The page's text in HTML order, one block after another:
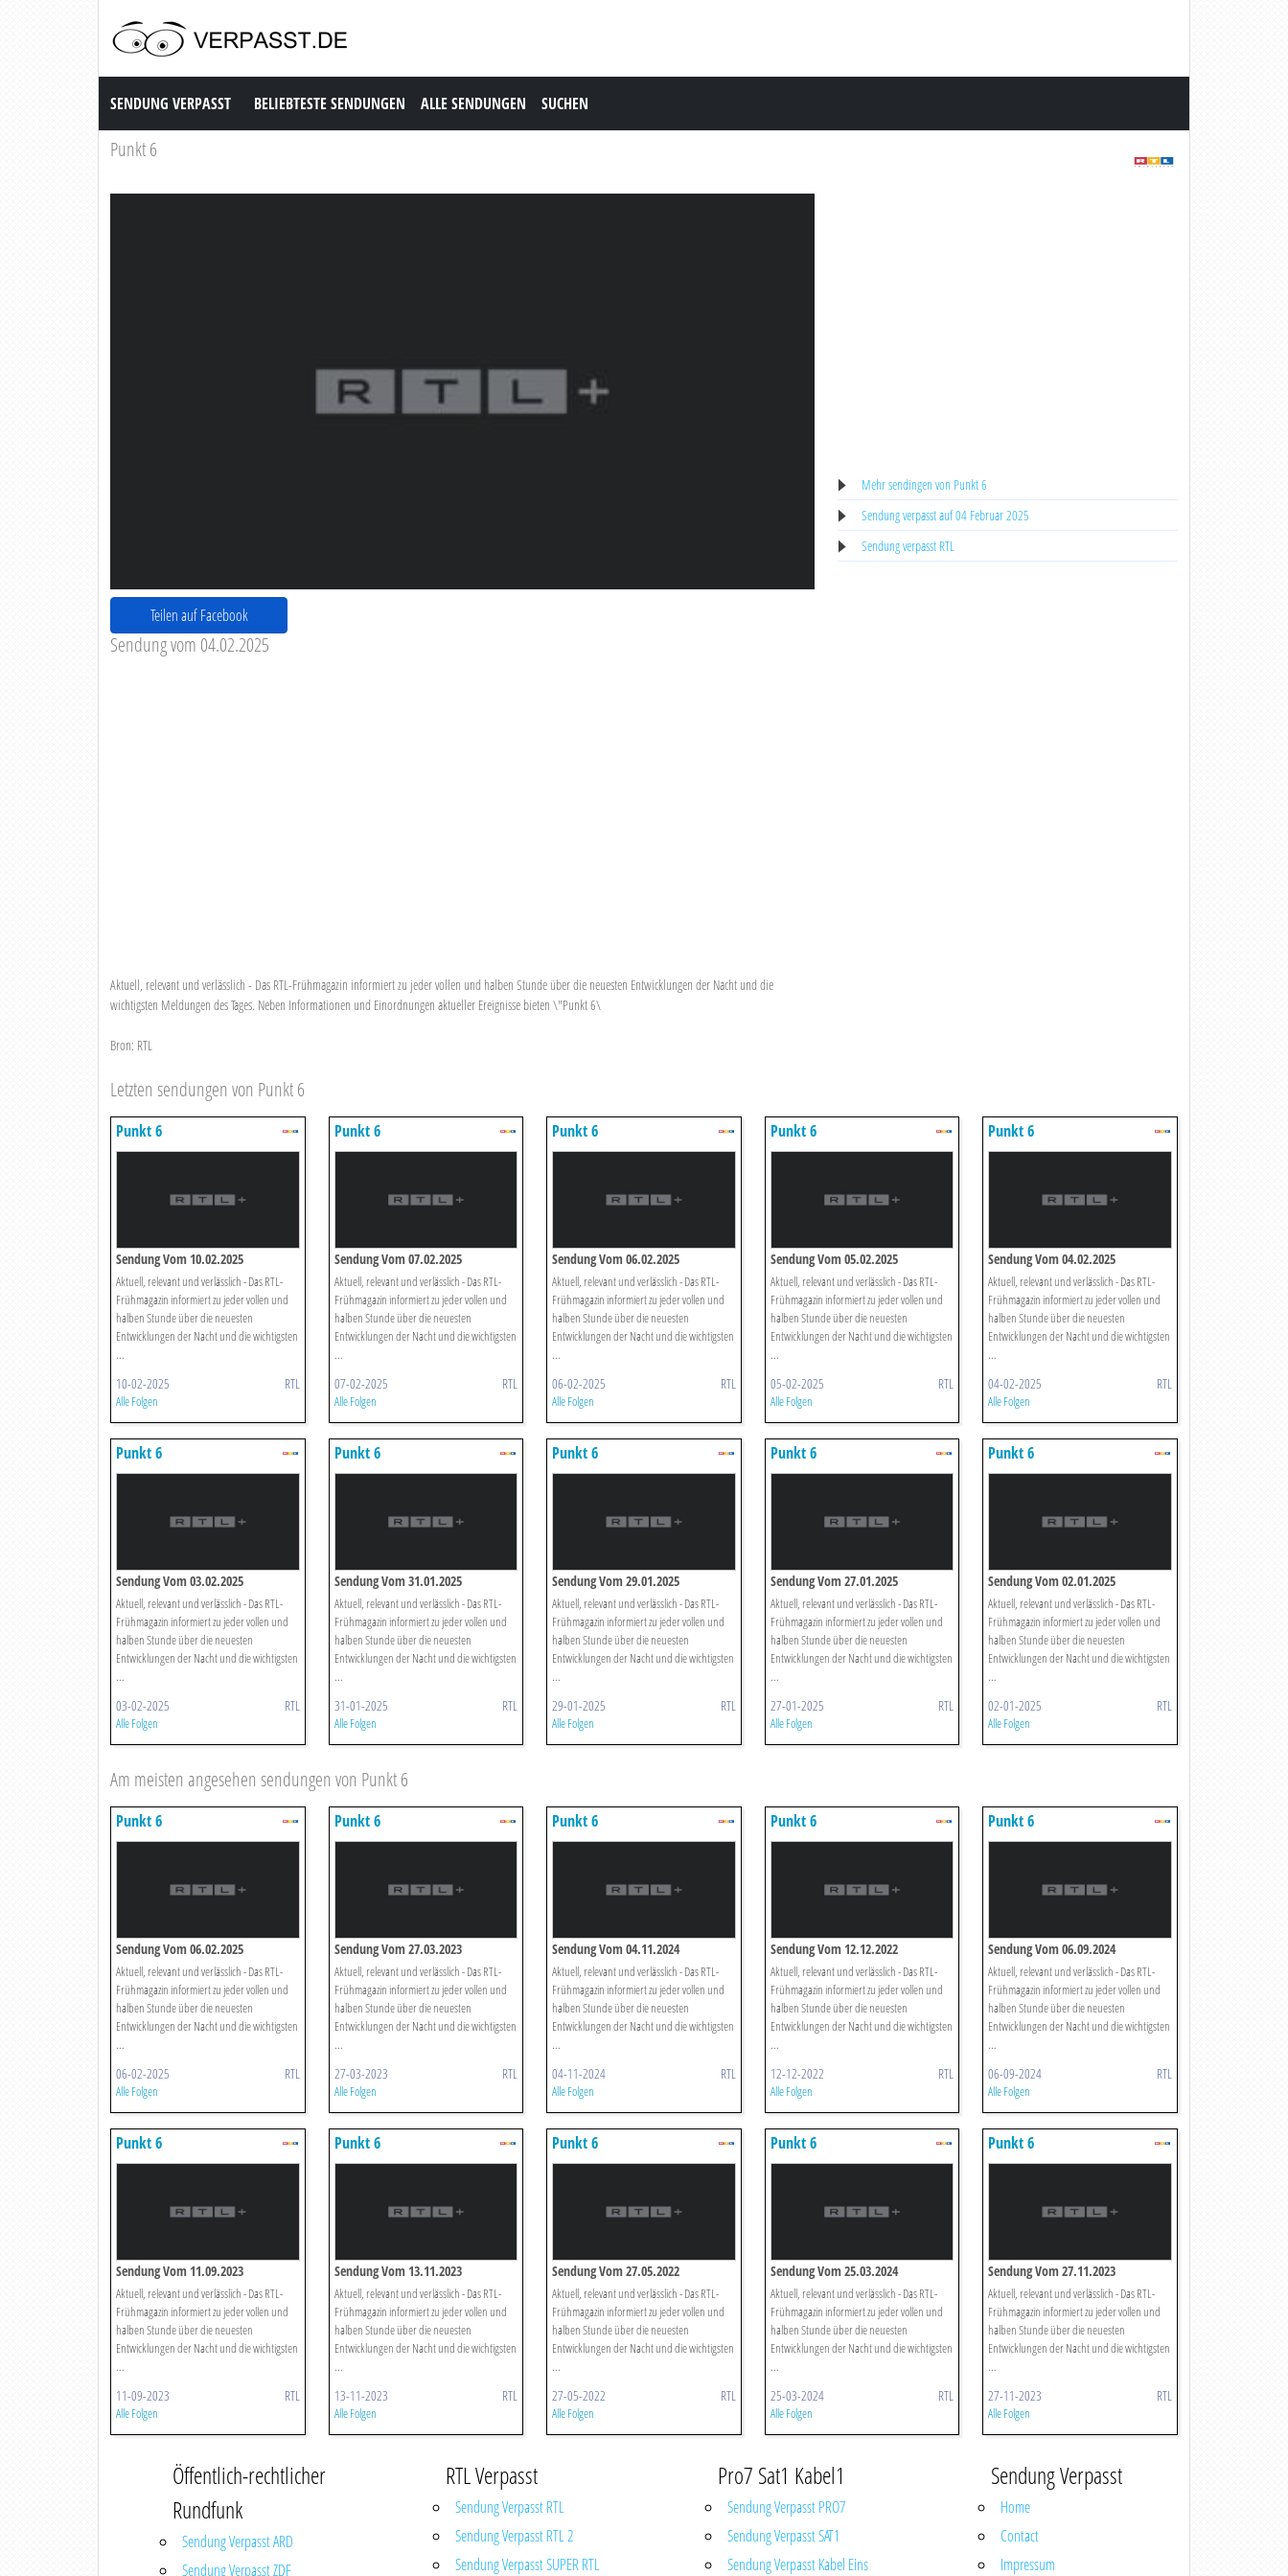
Sendung Verpasst
SENDUNG VERPASST BELIEBTESTE SENDUNGEN ALLE SENDUNGEN SUCHEN
Punkt 6
Teilen auf Facebook
Sendung vom 04.02.2025
Aktuell, relevant und verlässlich - Das RTL-Frühmagazin informiert zu jeder vollen und halben Stunde über die neuesten Entwicklungen der Nacht und die
wichtigsten Meldungen des Tages. Neben Informationen und Einordnungen aktueller Ereignisse bieten \"Punkt 6\
Bron: RTL
Mehr sendingen von Punkt 6
Sendung verpasst auf 04 Februar 2025
Sendung verpasst RTL
Letzten sendungen von Punkt 6
Punkt 6
Sendung Vom 10.02.2025
Aktuell, relevant und verlässlich - Das RTL-
Frühmagazin informiert zu jeder vollen und
halben Stunde über die neuesten
Entwicklungen der Nacht und die wichtigsten
...
10-02-2025 RTL
Alle Folgen
Punkt 6
Sendung Vom 07.02.2025
Aktuell, relevant und verlässlich - Das RTL-
Frühmagazin informiert zu jeder vollen und
halben Stunde über die neuesten
Entwicklungen der Nacht und die wichtigsten
...
07-02-2025 RTL
Alle Folgen
Punkt 6
Sendung Vom 06.02.2025
Aktuell, relevant und verlässlich - Das RTL-
Frühmagazin informiert zu jeder vollen und
halben Stunde über die neuesten
Entwicklungen der Nacht und die wichtigsten
...
06-02-2025 RTL
Alle Folgen
Punkt 6
Sendung Vom 05.02.2025
Aktuell, relevant und verlässlich - Das RTL-
Frühmagazin informiert zu jeder vollen und
halben Stunde über die neuesten
Entwicklungen der Nacht und die wichtigsten
...
05-02-2025 RTL
Alle Folgen
Punkt 6
Sendung Vom 04.02.2025
Aktuell, relevant und verlässlich - Das RTL-
Frühmagazin informiert zu jeder vollen und
halben Stunde über die neuesten
Entwicklungen der Nacht und die wichtigsten
...
04-02-2025 RTL
Alle Folgen
Punkt 6
Sendung Vom 03.02.2025
Aktuell, relevant und verlässlich - Das RTL-
Frühmagazin informiert zu jeder vollen und
halben Stunde über die neuesten
Entwicklungen der Nacht und die wichtigsten
...
03-02-2025 RTL
Alle Folgen
Punkt 6
Sendung Vom 31.01.2025
Aktuell, relevant und verlässlich - Das RTL-
Frühmagazin informiert zu jeder vollen und
halben Stunde über die neuesten
Entwicklungen der Nacht und die wichtigsten
...
31-01-2025 RTL
Alle Folgen
Punkt 6
Sendung Vom 29.01.2025
Aktuell, relevant und verlässlich - Das RTL-
Frühmagazin informiert zu jeder vollen und
halben Stunde über die neuesten
Entwicklungen der Nacht und die wichtigsten
...
29-01-2025 RTL
Alle Folgen
Punkt 6
Sendung Vom 27.01.2025
Aktuell, relevant und verlässlich - Das RTL-
Frühmagazin informiert zu jeder vollen und
halben Stunde über die neuesten
Entwicklungen der Nacht und die wichtigsten
...
27-01-2025 RTL
Alle Folgen
Punkt 6
Sendung Vom 02.01.2025
Aktuell, relevant und verlässlich - Das RTL-
Frühmagazin informiert zu jeder vollen und
halben Stunde über die neuesten
Entwicklungen der Nacht und die wichtigsten
...
02-01-2025 RTL
Alle Folgen
Am meisten angesehen sendungen von Punkt 6
Punkt 6
Sendung Vom 06.02.2025
Aktuell, relevant und verlässlich - Das RTL-
Frühmagazin informiert zu jeder vollen und
halben Stunde über die neuesten
Entwicklungen der Nacht und die wichtigsten
...
06-02-2025 RTL
Alle Folgen
Punkt 6
Sendung Vom 27.03.2023
Aktuell, relevant und verlässlich - Das RTL-
Frühmagazin informiert zu jeder vollen und
halben Stunde über die neuesten
Entwicklungen der Nacht und die wichtigsten
...
27-03-2023 RTL
Alle Folgen
Punkt 6
Sendung Vom 04.11.2024
Aktuell, relevant und verlässlich - Das RTL-
Frühmagazin informiert zu jeder vollen und
halben Stunde über die neuesten
Entwicklungen der Nacht und die wichtigsten
...
04-11-2024 RTL
Alle Folgen
Punkt 6
Sendung Vom 12.12.2022
Aktuell, relevant und verlässlich - Das RTL-
Frühmagazin informiert zu jeder vollen und
halben Stunde über die neuesten
Entwicklungen der Nacht und die wichtigsten
...
12-12-2022 RTL
Alle Folgen
Punkt 6
Sendung Vom 06.09.2024
Aktuell, relevant und verlässlich - Das RTL-
Frühmagazin informiert zu jeder vollen und
halben Stunde über die neuesten
Entwicklungen der Nacht und die wichtigsten
...
06-09-2024 RTL
Alle Folgen
Punkt 6
Sendung Vom 11.09.2023
Aktuell, relevant und verlässlich - Das RTL-
Frühmagazin informiert zu jeder vollen und
halben Stunde über die neuesten
Entwicklungen der Nacht und die wichtigsten
...
11-09-2023 RTL
Alle Folgen
Punkt 6
Sendung Vom 13.11.2023
Aktuell, relevant und verlässlich - Das RTL-
Frühmagazin informiert zu jeder vollen und
halben Stunde über die neuesten
Entwicklungen der Nacht und die wichtigsten
...
13-11-2023 RTL
Alle Folgen
Punkt 6
Sendung Vom 27.05.2022
Aktuell, relevant und verlässlich - Das RTL-
Frühmagazin informiert zu jeder vollen und
halben Stunde über die neuesten
Entwicklungen der Nacht und die wichtigsten
...
27-05-2022 RTL
Alle Folgen
Punkt 6
Sendung Vom 25.03.2024
Aktuell, relevant und verlässlich - Das RTL-
Frühmagazin informiert zu jeder vollen und
halben Stunde über die neuesten
Entwicklungen der Nacht und die wichtigsten
...
25-03-2024 RTL
Alle Folgen
Punkt 6
Sendung Vom 27.11.2023
Aktuell, relevant und verlässlich - Das RTL-
Frühmagazin informiert zu jeder vollen und
halben Stunde über die neuesten
Entwicklungen der Nacht und die wichtigsten
...
27-11-2023 RTL
Alle Folgen
Öffentlich-rechtlicher
Rundfunk
Sendung Verpasst ARD
Sendung Verpasst ZDF
RTL Verpasst
Sendung Verpasst RTL
Sendung Verpasst RTL 2
Sendung Verpasst SUPER RTL
Pro7 Sat1 Kabel1
Sendung Verpasst PRO7
Sendung Verpasst SAT1
Sendung Verpasst Kabel Eins
Sendung Verpasst
Home
Contact
Impressum